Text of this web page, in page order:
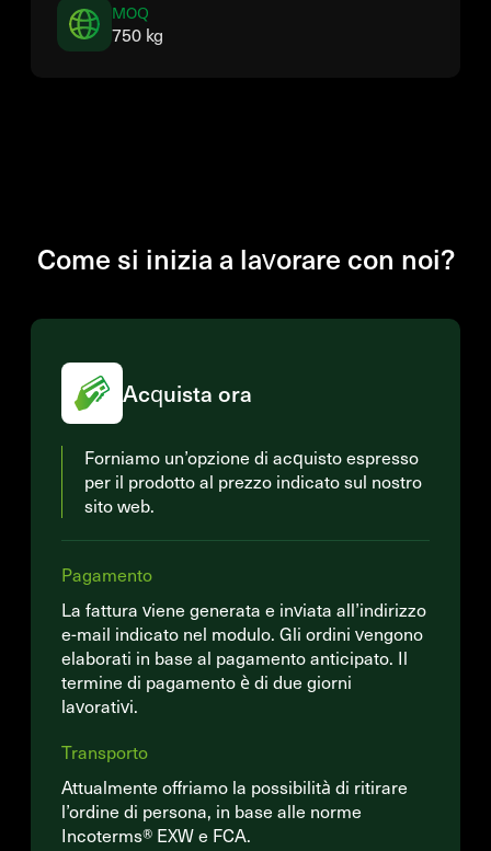
MOQ
750 kg
Come si inizia a lavorare con noi?
Acquista ora
Forniamo un’opzione di acquisto espresso
per il prodotto al prezzo indicato sul nostro
sito web.
Pagamento
La fattura viene generata e inviata all’indirizzo
e-mail indicato nel modulo. Gli ordini vengono
elaborati in base al pagamento anticipato. Il
termine di pagamento è di due giorni
lavorativi.
Transporto
Attualmente offriamo la possibilità di ritirare
l’ordine di persona, in base alle norme
Incoterms® EXW e FCA.